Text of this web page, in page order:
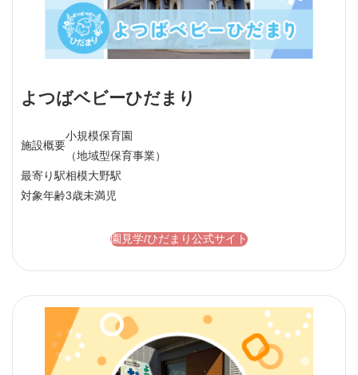
よつばベビーひだまり
施設概要
小規模保育園
（地域型保育事業）
最寄り駅相模大野駅
対象年齢3歳未満児
園見学/ひだまり公式サイト